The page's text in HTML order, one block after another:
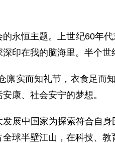
永恒主题。上世纪60年
印在我的脑海里。半个
廪实而知礼节，衣食足而
康、社会安宁的梦想。
发展中国家为探索符合自
球半壁江山，在科技、教